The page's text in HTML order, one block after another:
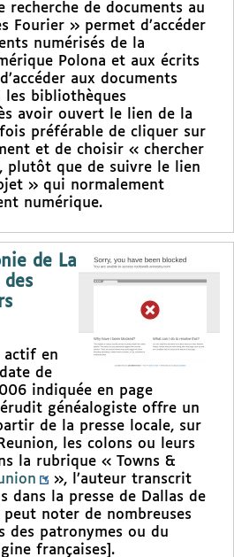
recherche de documents au
Fourier » permet d’accéder
numérisés de la
Polona et aux écrits
aux documents
les bibliothèques
avoir ouvert le lien de la
préférable de cliquer sur
et de choisir « chercher
plutôt que de suivre le lien
» qui normalement
numérique.
de La
des
actif en
de
indiquée en page
érudit généalogiste offre un
de la presse locale, sur
les colons ou leurs
la rubrique « Towns &
», l’auteur transcrit
dans la presse de Dallas de
noter de nombreuses
des patronymes ou du
françaises].